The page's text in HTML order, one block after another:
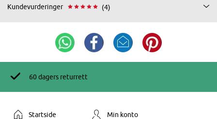
Kundevurderinger (4)
60 dagers returrett
Startside Min konto